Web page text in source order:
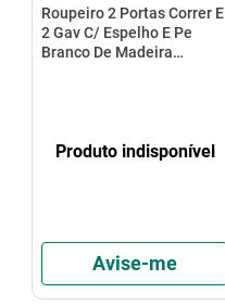
Roupeiro 2 Portas Correr E
2 Gav C/ Espelho E Pe
Branco De Madeira
Produto indisponível
Avise-me